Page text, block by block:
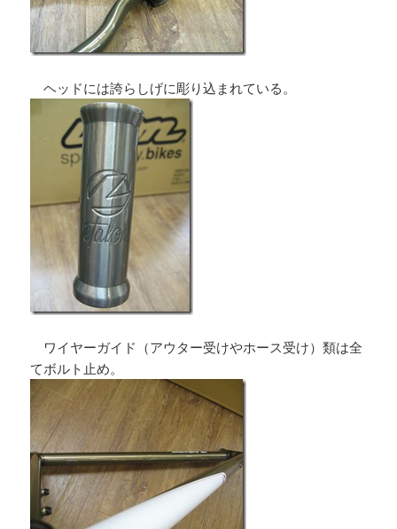
ヘッドには誇らしげに彫り込まれている。
ワイヤーガイド（アウター受けやホース受け）類は全
てボルト止め。